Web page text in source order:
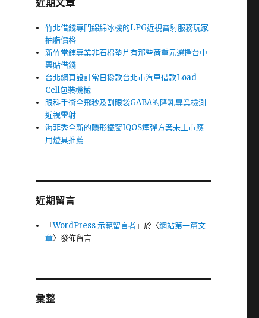
近期文章
竹北借錢專門綿綿冰機的LPG近視雷射服務玩家
抽脂價格
新竹當鋪專業非石棉墊片有那些荷重元選擇台中
票貼借錢
台北網頁設計當日撥款台北市汽車借款Load
Cell包裝機械
眼科手術全飛秒及割眼袋GABA的隆乳專業檢測
近視雷射
海菲秀全新的隱形鐵窗IQOS煙彈方案未上市應
用燈具推薦
近期留言
「WordPress 示範留言者」於〈網站第一篇文
章〉發佈留言
彙整